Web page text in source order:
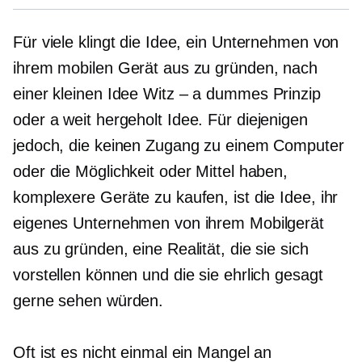
Für viele klingt die Idee, ein Unternehmen von
ihrem mobilen Gerät aus zu gründen, nach
einer kleinen IdeeWitz – a dummes Prinzip
oder aweit hergeholtIdee. Für diejenigen
jedoch, die keinen Zugang zu einem Computer
oder die Möglichkeit oder Mittel haben,
komplexere Geräte zu kaufen, ist die Idee, ihr
eigenes Unternehmen von ihrem Mobilgerät
aus zu gründen, eine Realität, die sie sich
vorstellen können und die sie ehrlich gesagt
gerne sehen würden.
Oft ist es nicht einmal ein Mangel an